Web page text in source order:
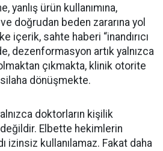
yanlış ürün kullanımına,
doğrudan beden zararına yol
içerik, sahte haberi “inandırıcı
dezenformasyon artık yalnızca
çıkmakta, klinik otorite
silaha dönüşmekte.
doktorların kişilik
değildir. Elbette hekimlerin
izinsiz kullanılamaz. Fakat daha